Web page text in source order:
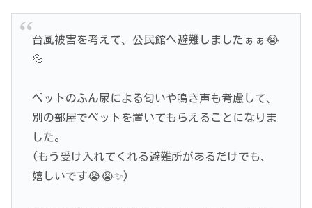
台風被害を考えて、公民館へ避難しましたぁぁ😭
💦
ペットのふん尿による匂いや鳴き声も考慮して、
別の部屋でペットを置いてもらえることになりま
した。
(もう受け入れてくれる避難所があるだけでも、
嬉しいです😭😭✨)